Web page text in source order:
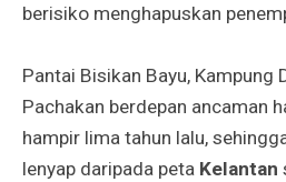
berisiko menghapuskan
Pantai Bisikan Bayu, Kampung
Pachakan berdepan ancaman
hampir lima tahun lalu,
lenyap daripada peta Kelantan